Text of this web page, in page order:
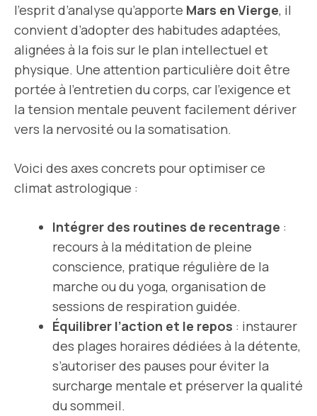
l’esprit d’analyse qu’apporte Mars en Vierge, il
convient d’adopter des habitudes adaptées,
alignées à la fois sur le plan intellectuel et
physique. Une attention particulière doit être
portée à l’entretien du corps, car l’exigence et
la tension mentale peuvent facilement dériver
vers la nervosité ou la somatisation.
Voici des axes concrets pour optimiser ce
climat astrologique :
Intégrer des routines de recentrage :
recours à la méditation de pleine
conscience, pratique régulière de la
marche ou du yoga, organisation de
sessions de respiration guidée.
Équilibrer l’action et le repos : instaurer
des plages horaires dédiées à la détente,
s’autoriser des pauses pour éviter la
surcharge mentale et préserver la qualité
du sommeil.